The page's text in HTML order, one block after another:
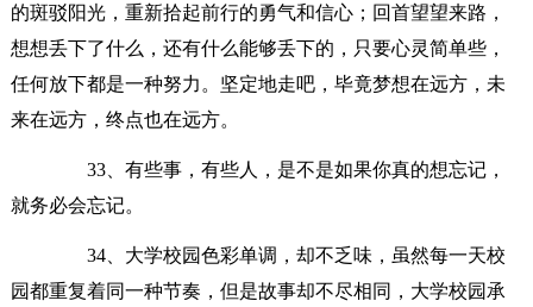
的斑驳阳光，重新拾起前行的勇气和信心；回首望望来路，
想想丢下了什么，还有什么能够丢下的，只要心灵简单些，
任何放下都是一种努力。坚定地走吧，毕竟梦想在远方，未
来在远方，终点也在远方。
33、有些事，有些人，是不是如果你真的想忘记，
就务必会忘记。
34、大学校园色彩单调，却不乏味，虽然每一天校
园都重复着同一种节奏，但是故事却不尽相同，大学校园承